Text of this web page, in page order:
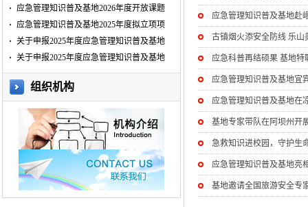
应急管理知识普及基地2026年度开放课题
应急管理知识普及基地2025年度拟立项项
关于申报2025年度应急管理知识普及基地
关于申报2025年度应急管理知识普及基地
组织机构
应急管理知识普及基地赴
古镇烟火添安全防线 乐山
应急科普再结硕果 基地
应急管理知识普及基地宜
应急管理知识普及基地在
基地专家带队在阿坝州开
急救知识进校园，守护生
应急管理知识普及基地亮
基地邀请全国旅游安全专